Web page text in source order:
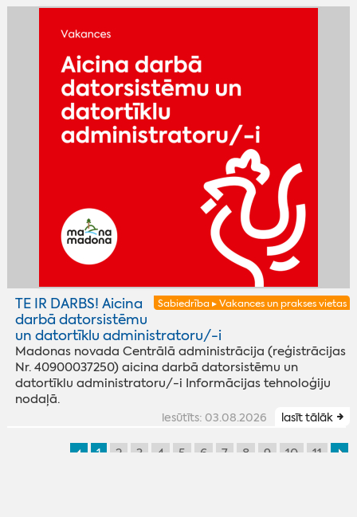
Sabiedrība ▸ Vakances un prakses vietas
TE IR DARBS! Aicina
darbā datorsistēmu
un datortīklu administratoru/-i
Madonas novada Centrālā administrācija (reģistrācijas
Nr. 40900037250) aicina darbā datorsistēmu un
datortīklu administratoru/-i Informācijas tehnoloģiju
nodaļā.
iesūtīts: 03.08.2026 lasīt tālāk
1 2 3 4 5 6 7 8 9 10 11